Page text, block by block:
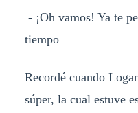
- ¡Oh vamos! Ya te
tiempo
Recordé cuando
súper, la cual estuve